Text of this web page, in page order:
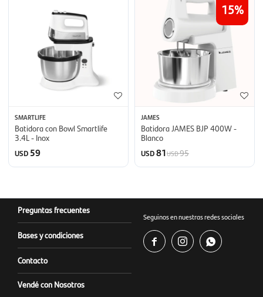
SMARTLIFE
Batidora con Bowl Smartlife
3.4L - Inox
USD 59
15
JAMES
Batidora JAMES BJP 400W -
Blanco
USD81USD95
Preguntas frecuentes
Bases y condiciones
Contacto
Vendé con Nosotros
Seguinos en nuestras redes sociales
  